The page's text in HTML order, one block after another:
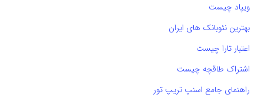
ویپاد چیست
بهترین نئوبانک های ایران
اعتبار تارا چیست
اشتراک طاقچه چیست
راهنمای جامع اسنپ تریپ تور